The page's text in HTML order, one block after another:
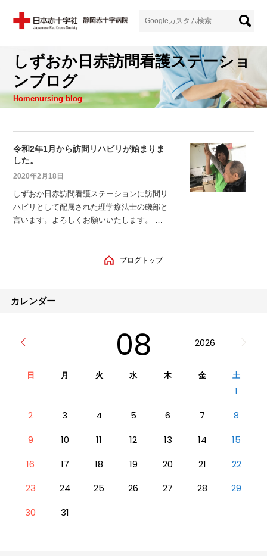
しずおか日赤訪問看護ステーショ
ンブログ
Homenursing blog
令和2年1月から訪問リハビリが始まりま
した。
2020年2月18日
しずおか日赤訪問看護ステーションに訪問リ
ハビリとして配属された理学療法士の磯部と
言います。よろしくお願いいたします。 皆
があるでしょうか。歩けるようにすること、
運動すること、痛くても関節を動かすことな
て運動をするのは簡単なことではありませ
ブログトップ
カレンダー
08 2026
日 月 火 水 木 金 土
1
2
3 4 5 6 7
8
9
10 11 12 13 14
15
16
17 18 19 20 21
22
23
24 25 26 27 28
29
30
31